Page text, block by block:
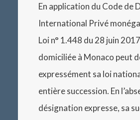
En application du Code de
International Privé
Loi n° 1.448 du 28 juin
domiciliée à Monaco peut
expressément sa loi
entière succession. En
désignation expresse, sa